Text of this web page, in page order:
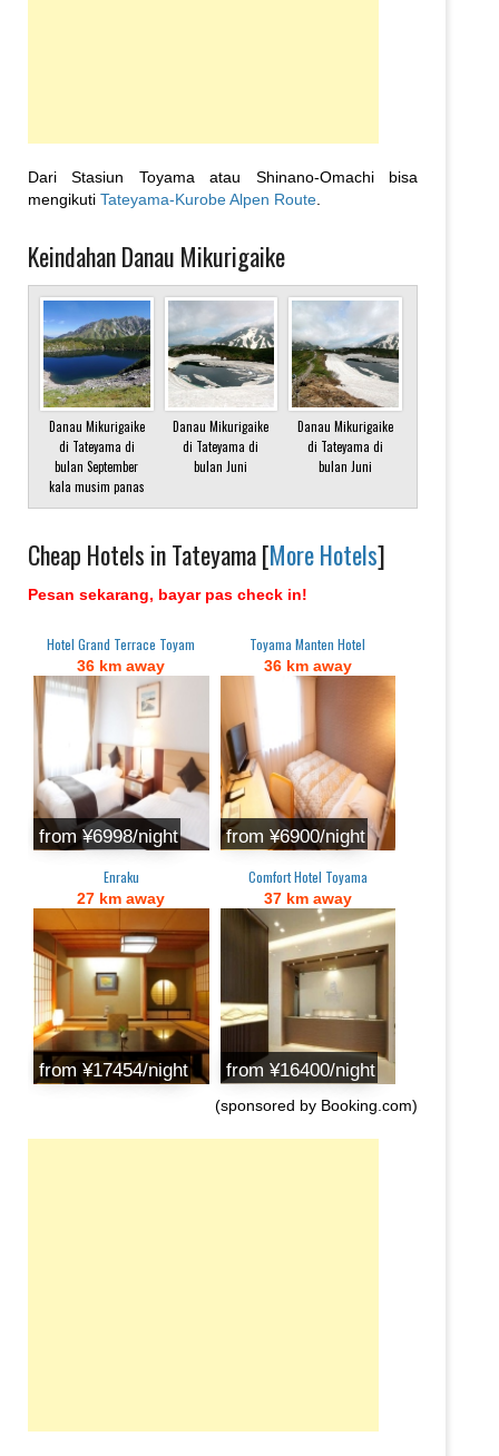
Dari Stasiun Toyama atau Shinano-Omachi bisa
mengikuti Tateyama-Kurobe Alpen Route
Keindahan Danau Mikurigaike
Danau Mikurigaike
di Tateyama di
bulan September
kala musim panas
Danau Mikurigaike
di Tateyama di
bulan Juni
Danau Mikurigaike
di Tateyama di
bulan Juni
Cheap Hotels in Tateyama [More Hotels]
Pesan sekarang, bayar pas check in!
Hotel Grand Terrace Toyam
36 km away
from ¥6998/night
Toyama Manten Hotel
36 km away
from ¥6900/night
Enraku
27 km away
from ¥17454/night
Comfort Hotel Toyama
37 km away
from ¥16400/night
(sponsored by Booking.com)